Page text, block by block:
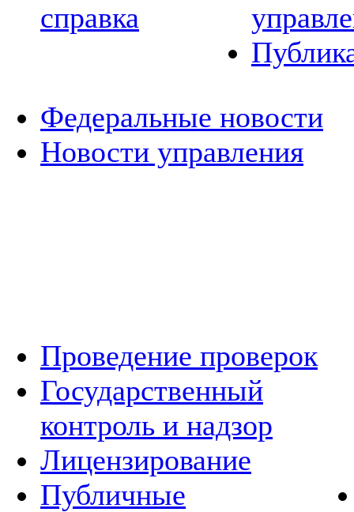
справка
Федеральные новости
Новости управления
Проведение проверок
Государственный
контроль и надзор
Лицензирование
Публичные